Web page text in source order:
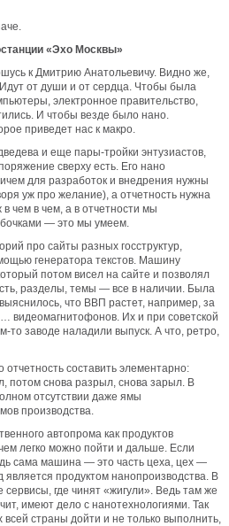
«Эхо Москвы»
к Дмитрию Анатольевичу. Видно же,
Идут от души и от сердца. Чтобы была
электронное правительство,
И чтобы везде было нано.
приведет нас к макро.
и еще пары-тройки энтузиастов,
сверху есть. Его нано
для разработок и внедрения нужны
уж про желание), а отчетность нужна
чем в чем, а в отчетности мы
— это мы умеем.
про сайты разных госструктур,
генератора текстов. Машину
потом висел на сайте и позволял
разделы, темы — все в наличии. Была
что ВВП растет, например, за
видеомагнитофонов. Их и при советской
то заводе наладили выпуск. А что, ретро,
составить элементарно:
потом снова разрыл, снова зарыл. В
отсутствии даже ямы
производства.
автопрома как продуктов
легко можно пойти и дальше. Если
сама машина — это часть цеха, цех —
является продуктом нанопроизводства. В
где чинят «жигули». Ведь там же
имеют дело с нанотехнологиями. Так
страны дойти и не только выполнить,